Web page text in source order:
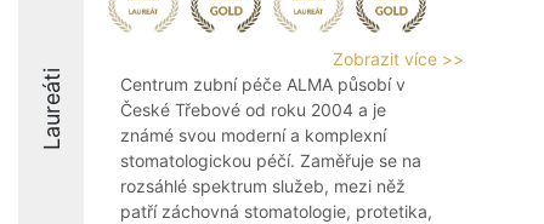
Laureáti
Zobrazit více >>
Centrum zubní péče ALMA působí v
České Třebové od roku 2004 a je
známé svou moderní a komplexní
stomatologickou péčí. Zaměřuje se na
rozsáhlé spektrum služeb, mezi něž
patří záchovná stomatologie, protetika,